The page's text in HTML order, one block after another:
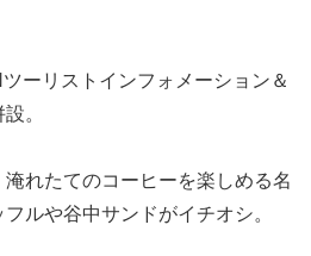
ーリストインフォメーション＆
。
淹れたてのコーヒーを楽しめる名
ルや谷中サンドがイチオシ。